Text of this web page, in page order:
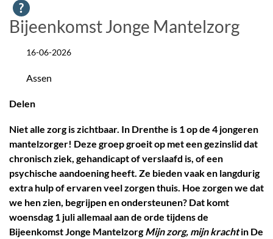
Bijeenkomst Jonge Mantelzorg
Datum
16-06-2026
LocatieAssen
Delen
Niet alle zorg is zichtbaar. In Drenthe is 1 op de 4 jongeren
mantelzorger! Deze groep groeit op met een gezinslid dat
chronisch ziek, gehandicapt of verslaafd is, of een
psychische aandoening heeft. Ze bieden vaak en langdurig
extra hulp of ervaren veel zorgen thuis. Hoe zorgen we dat
we hen zien, begrijpen en ondersteunen? Dat komt
woensdag 1 juli allemaal aan de orde tijdens de
Bijeenkomst Jonge MantelzorgMijn zorg, mijn krachtin De